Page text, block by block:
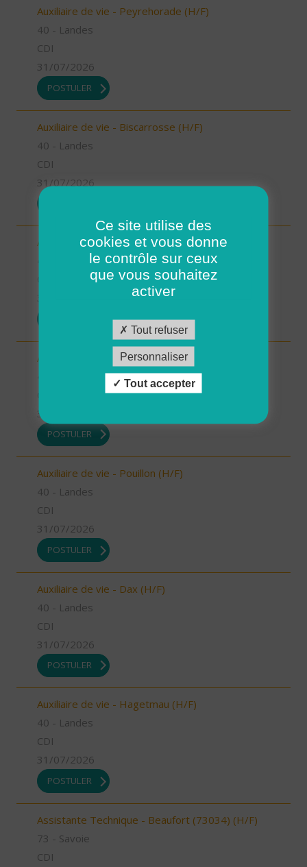
Auxiliaire de vie - Peyrehorade (H/F)
40 - Landes
CDI
31/07/2026
POSTULER
Auxiliaire de vie - Biscarrosse (H/F)
40 - Landes
CDI
31/07/2026
Auxiliaire de vie - Oeyreluy (H/F)
40 - Landes
Auxiliaire de vie - Mugron (H/F)
31/07/2026
POSTULER
Auxiliaire de vie - Pouillon (H/F)
40 - Landes
CDI
31/07/2026
POSTULER
Auxiliaire de vie - Dax (H/F)
40 - Landes
CDI
31/07/2026
POSTULER
Auxiliaire de vie - Hagetmau (H/F)
40 - Landes
CDI
31/07/2026
POSTULER
Assistante Technique - Beaufort (73034) (H/F)
73 - Savoie
CDI
Ce site utilise des
cookies et vous donne
le contrôle sur ceux
que vous souhaitez
activer
Tout refuser
Personnaliser
Tout accepter